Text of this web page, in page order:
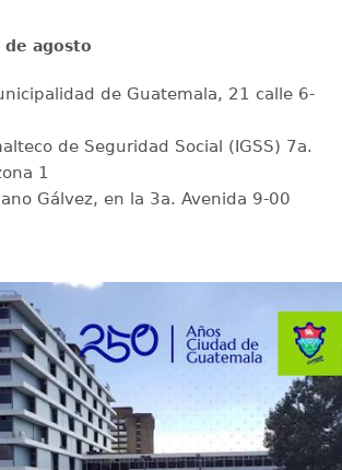
de agosto
de Guatemala, 21 calle 6-
de Seguridad Social (IGSS) 7a.
1
Gálvez, en la 3a. Avenida 9-00